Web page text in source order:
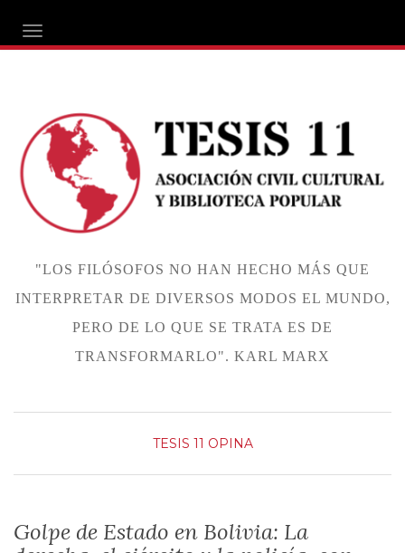
ALTERNAR NAVEGACIÓN
"LOS FILÓSOFOS NO HAN HECHO MÁS QUE
INTERPRETAR DE DIVERSOS MODOS EL MUNDO,
PERO DE LO QUE SE TRATA ES DE
TRANSFORMARLO". KARL MARX
TESIS 11 OPINA
Golpe de Estado en Bolivia: La